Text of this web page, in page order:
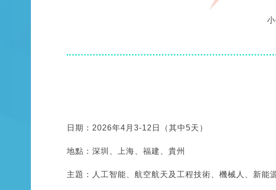
日期：2026年4月3-12日（其中5天）
地點：深圳、上海、福建、貴州
主題：人工智能、航空航天及工程技術、機械人、新能